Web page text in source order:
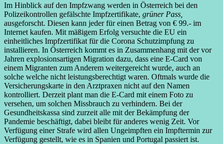
Im Hinblick auf den Impfzwang werden in Österreich bei den
Polizeikontrollen gefälschte Impfzertifikate, grüner Pass,
ausgeforscht. Diesen kann jeder für einen Betrag von € 99.- im
Internet kaufen. Mit mäßigem Erfolg versuchte die EU ein
einheitliches Impfzertifikat für die Corona Schutzimpfung zu
installieren. In Österreich kommt es in Zusammenhang mit der vor
Jahren explosionsartigen Migration dazu, dass eine E-Card von
einem Migranten zum Anderem weitergereicht wurde, auch an
solche welche nicht leistungsberechtigt waren. Oftmals wurde die
Versicherungskarte in den Arztpraxen nicht auf den Namen
kontrolliert. Derzeit plant man die E-Card mit einem Foto zu
versehen, um solchen Missbrauch zu verhindern. Bei der
Gesundheitskassa sind zurzeit alle mit der Bekämpfung der
Pandemie beschäftigt, dabei bleibt für anderes wenig Zeit. Vor
Verfügung einer Strafe wird allen Ungeimpften ein Impftermin zur
Verfügung gestellt, wie es in Spanien und Portugal passiert ist.